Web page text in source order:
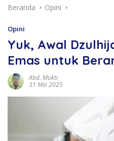
Beranda Opini
Opini
Yuk, Awal
Emas untuk
Abd. Mukti
31 Mei 2025